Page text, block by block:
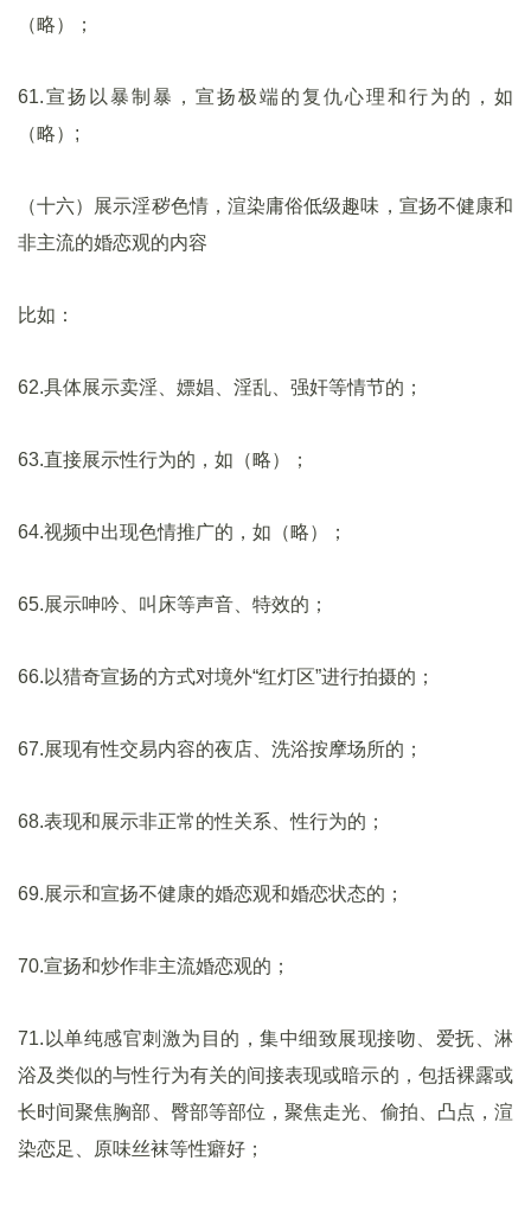
（略）；
61.宣扬以暴制暴，宣扬极端的复仇心理和行为的，如
（略）;
（十六）展示淫秽色情，渲染庸俗低级趣味，宣扬不健康和
非主流的婚恋观的内容
比如：
62.具体展示卖淫、嫖娼、淫乱、强奸等情节的；
63.直接展示性行为的，如（略）；
64.视频中出现色情推广的，如（略）；
65.展示呻吟、叫床等声音、特效的；
66.以猎奇宣扬的方式对境外“红灯区”进行拍摄的；
67.展现有性交易内容的夜店、洗浴按摩场所的；
68.表现和展示非正常的性关系、性行为的；
69.展示和宣扬不健康的婚恋观和婚恋状态的；
70.宣扬和炒作非主流婚恋观的；
71.以单纯感官刺激为目的，集中细致展现接吻、爱抚、淋
浴及类似的与性行为有关的间接表现或暗示的，包括裸露或
长时间聚焦胸部、臀部等部位，聚焦走光、偷拍、凸点，渲
染恋足、原味丝袜等性癖好；